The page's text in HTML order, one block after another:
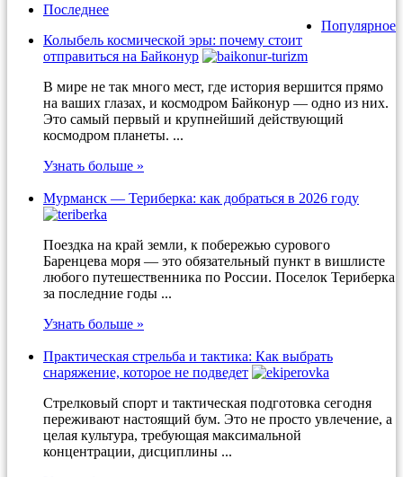
Последнее
Популярное
Колыбель космической эры: почему стоит
отправиться на Байконур
В мире не так много мест, где история вершится прямо
на ваших глазах, и космодром Байконур — одно из них.
Это самый первый и крупнейший действующий
космодром планеты. ...
Узнать больше »
Мурманск — Териберка: как добраться в 2026 году
Поездка на край земли, к побережью сурового
Баренцева моря — это обязательный пункт в вишлисте
любого путешественника по России. Поселок Териберка
за последние годы ...
Узнать больше »
Практическая стрельба и тактика: Как выбрать
снаряжение, которое не подведет
Стрелковый спорт и тактическая подготовка сегодня
переживают настоящий бум. Это не просто увлечение, а
целая культура, требующая максимальной
концентрации, дисциплины ...